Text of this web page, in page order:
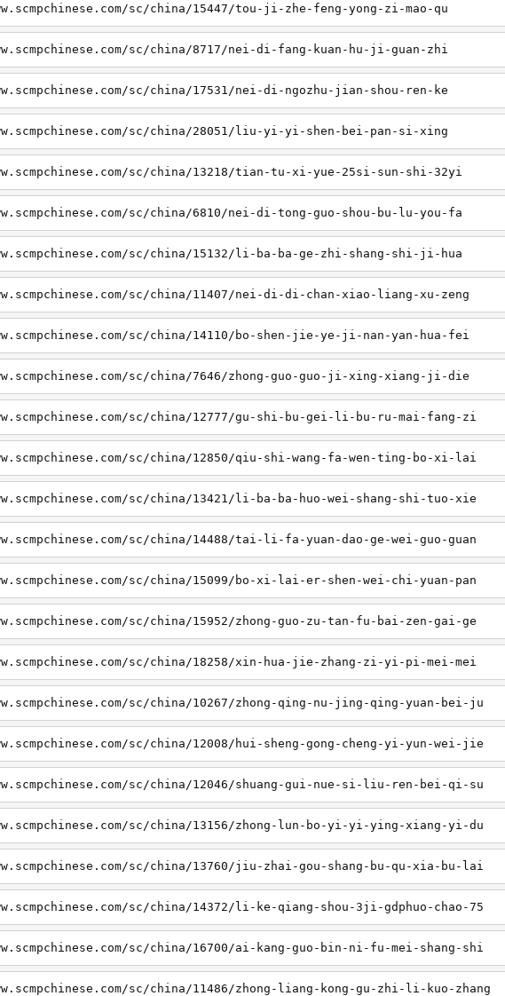
sc/china/15447/tou-ji-zhe-feng-yong-zi-mao-qu
sc/china/8717/nei-di-fang-kuan-hu-ji-guan-zhi
sc/china/17531/nei-di-ngozhu-jian-shou-ren-ke
sc/china/28051/liu-yi-yi-shen-bei-pan-si-xing
sc/china/13218/tian-tu-xi-yue-25si-sun-shi-32yi
sc/china/6810/nei-di-tong-guo-shou-bu-lu-you-fa
sc/china/15132/li-ba-ba-ge-zhi-shang-shi-ji-hua
sc/china/11407/nei-di-di-chan-xiao-liang-xu-zeng
sc/china/14110/bo-shen-jie-ye-ji-nan-yan-hua-fei
sc/china/7646/zhong-guo-guo-ji-xing-xiang-ji-die
sc/china/12777/gu-shi-bu-gei-li-bu-ru-mai-fang-zi
sc/china/12850/qiu-shi-wang-fa-wen-ting-bo-xi-lai
sc/china/13421/li-ba-ba-huo-wei-shang-shi-tuo-xie
sc/china/14488/tai-li-fa-yuan-dao-ge-wei-guo-guan
sc/china/15099/bo-xi-lai-er-shen-wei-chi-yuan-pan
sc/china/15952/zhong-guo-zu-tan-fu-bai-zen-gai-ge
sc/china/18258/xin-hua-jie-zhang-zi-yi-pi-mei-mei
sc/china/10267/zhong-qing-nu-jing-qing-yuan-bei-ju
sc/china/12008/hui-sheng-gong-cheng-yi-yun-wei-jie
sc/china/12046/shuang-gui-nue-si-liu-ren-bei-qi-su
sc/china/13156/zhong-lun-bo-yi-yi-ying-xiang-yi-du
sc/china/13760/jiu-zhai-gou-shang-bu-qu-xia-bu-lai
sc/china/14372/li-ke-qiang-shou-3ji-gdphuo-chao-75
sc/china/16700/ai-kang-guo-bin-ni-fu-mei-shang-shi
sc/china/11486/zhong-liang-kong-gu-zhi-li-kuo-zhang